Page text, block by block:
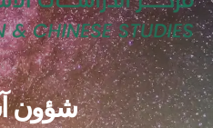
شؤون